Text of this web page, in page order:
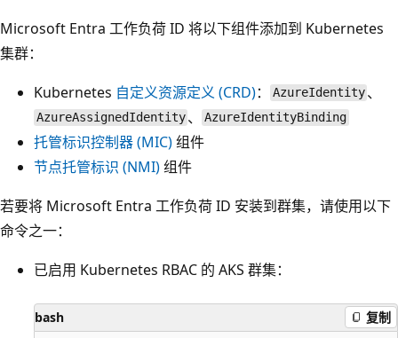
Microsoft Entra 工作负荷 ID 将以下组件添加到 Kubernetes
集群：
Kubernetes 自定义资源定义 (CRD)： AzureIdentity 、
AzureAssignedIdentity 、 AzureIdentityBinding
托管标识控制器 (MIC)组件
节点托管标识 (NMI)组件
若要将 Microsoft Entra 工作负荷 ID 安装到群集，请使用以下
命令之一：
已启用 Kubernetes RBAC 的 AKS 群集：
bash 复制